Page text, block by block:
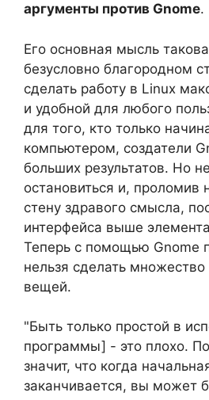
аргументы против Gnome.
Его основная мысль
безусловно благородном
сделать работу в Linux
и удобной для любого
для того, кто только
компьютером, создатели
больших результатов. Но
остановиться и, проломив
стену здравого смысла,
интерфейса выше
Теперь с помощью Gnome
нельзя сделать
вещей.
"Быть только простой в
программы] - это плохо.
значит, что когда
заканчивается, вы может